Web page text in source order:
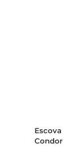
Condor